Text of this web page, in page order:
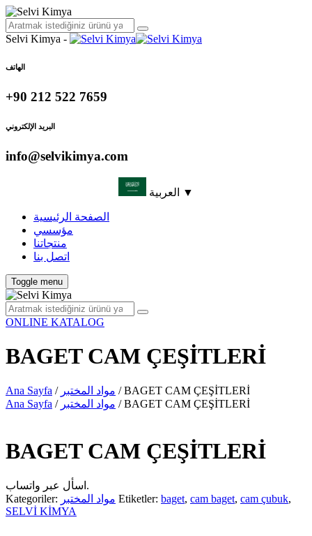
Selvi Kimya -
الهاتف
+90 212 522 7659
البريد الإلكتروني
info@selvikimya.com
العربية ▼
الصفحة الرئيسية
مؤسسي
منتجاتنا
اتصل بنا
Toggle menu
ONLINE KATALOG
BAGET CAM ÇEŞİTLERİ
Ana Sayfa / مواد المختبر / BAGET CAM ÇEŞİTLERİ
Ana Sayfa / مواد المختبر / BAGET CAM ÇEŞİTLERİ
BAGET CAM ÇEŞİTLERİ
اسأل عبر واتساب.
Kategoriler: مواد المختبر Etiketler: baget, cam baget, cam çubuk,
SELVİ KİMYA